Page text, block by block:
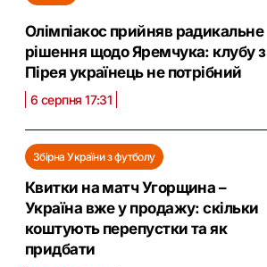
Олімпіакос прийняв радикальне
рішення щодо Яремчука: клубу з
Пірея українець не потрібний
6 серпня 17:31
Збірна України з футболу
Квитки на матч Угорщина –
Україна вже у продажу: скільки
коштують перепустки та як
придбати